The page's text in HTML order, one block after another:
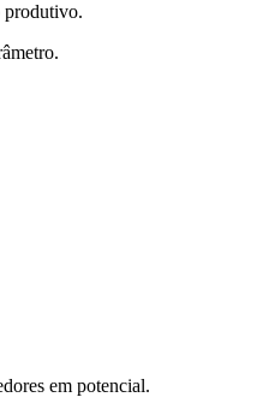
produtivo.
em potencial.